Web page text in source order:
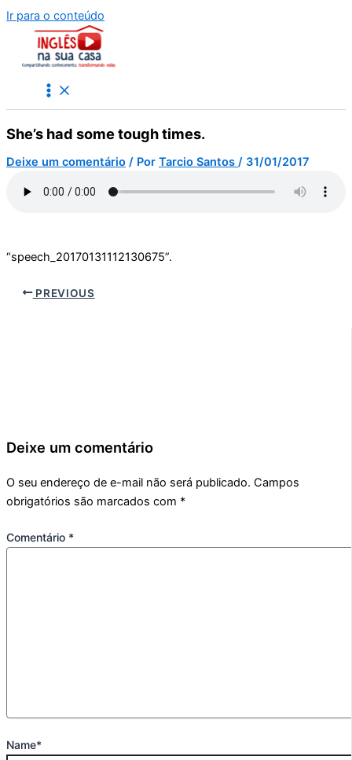
Ir para o conteúdo
She’s had some tough times.
Deixe um comentário / Por Tarcio Santos / 31/01/2017
“speech_20170131112130675”.
PREVIOUS
Deixe um comentário
O seu endereço de e-mail não será publicado. Campos
obrigatórios são marcados com *
Comentário *
Name*